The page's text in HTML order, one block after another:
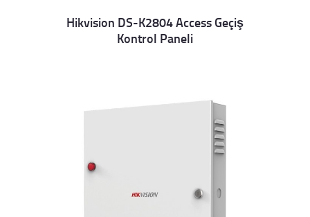
Details
Hikvision DS-K2804 Access Geçiş
Kontrol Paneli